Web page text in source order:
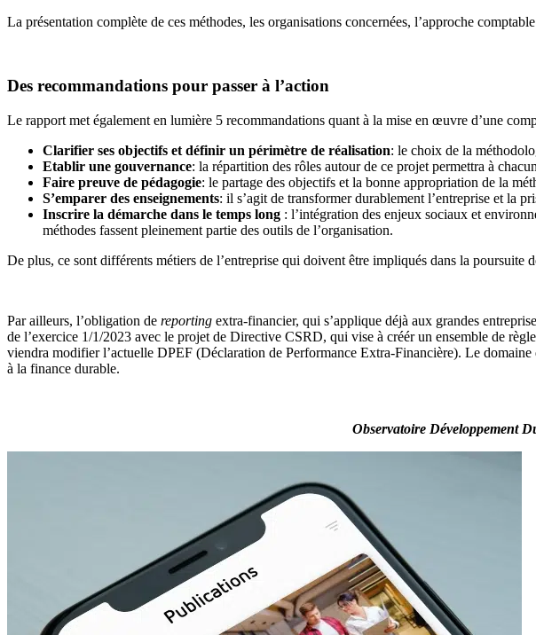
La présentation complète de ces méthodes, les organisations concernées, l’approche
Des recommandations pour passer à l’action
Le rapport met également en lumière 5 recommandations quant à la mise en œuvre d’une
Clarifier ses objectifs et définir un périmètre de réalisation: le choix de la
Etablir une gouvernance: la répartition des rôles autour de ce projet permettra à
Faire preuve de pédagogie: le partage des objectifs et la bonne appropriation de la
S’emparer des enseignements: il s’agit de transformer durablement l’entreprise et la
Inscrire la démarche dans le temps long : l’intégration des enjeux sociaux et
méthodes fassent pleinement partie des outils de l’organisation.
De plus, ce sont différents métiers de l’entreprise qui doivent être impliqués dans la
Par ailleurs, l’obligation de reporting extra-financier, qui s’applique déjà aux grandes
de l’exercice 1/1/2023 avec le projet de Directive CSRD, qui vise à créér un ensemble de
viendra modifier l’actuelle DPEF (Déclaration de Performance Extra-Financière). Le
à la finance durable.
Observatoire Développement